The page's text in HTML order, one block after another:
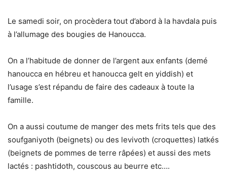
Le samedi soir, on procèdera tout d’abord à la havdala puis
à l’allumage des bougies de Hanoucca.
On a l’habitude de donner de l’argent aux enfants (demé
hanoucca en hébreu et hanoucca gelt en yiddish) et
l’usage s’est répandu de faire des cadeaux à toute la
famille.
On a aussi coutume de manger des mets frits tels que des
soufganiyoth (beignets) ou des levivoth (croquettes) latkés
(beignets de pommes de terre râpées) et aussi des mets
lactés : pashtidoth, couscous au beurre etc….